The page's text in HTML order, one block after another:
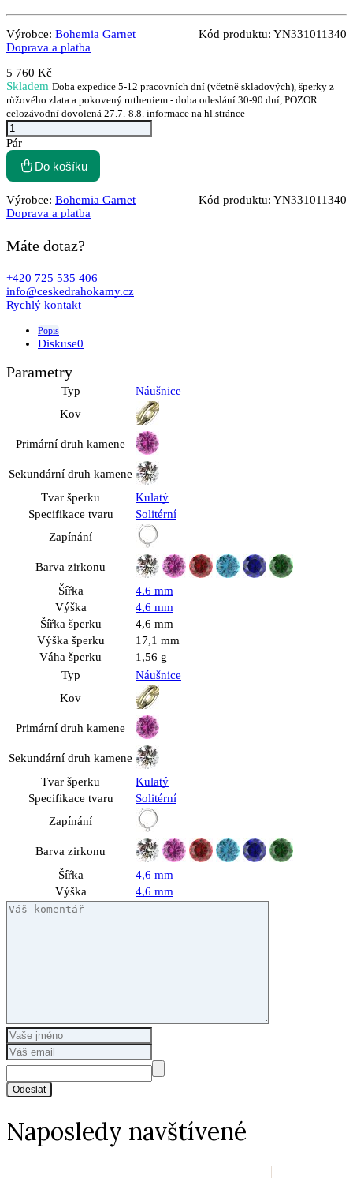
Výrobce: Bohemia Garnet Kód produktu: YN331011340
Doprava a platba
5 760 Kč
Skladem Doba expedice 5-12 pracovních dní (včetně skladových), šperky z
růžového zlata a pokovený rutheniem - doba odeslání 30-90 dní, POZOR
celozávodní dovolená 27.7.-8.8. informace na hl.stránce
Pár
Do košíku
Výrobce: Bohemia Garnet Kód produktu: YN331011340
Doprava a platba
Máte dotaz?
+420 725 535 406
info@ceskedrahokamy.cz
Rychlý kontakt
Popis
Diskuse0
Parametry
Typ
Náušnice
Kov
Primární druh kamene
Sekundární druh kamene
Tvar šperku
Kulatý
Specifikace tvaru
Solitérní
Zapínání
Barva zirkonu
Šířka
4,6 mm
Výška
4,6 mm
Šířka šperku
4,6 mm
Výška šperku
17,1 mm
Váha šperku
1,56 g
Typ
Náušnice
Kov
Primární druh kamene
Sekundární druh kamene
Tvar šperku
Kulatý
Specifikace tvaru
Solitérní
Zapínání
Barva zirkonu
Šířka
4,6 mm
Výška
4,6 mm
Odeslat
Naposledy navštívené